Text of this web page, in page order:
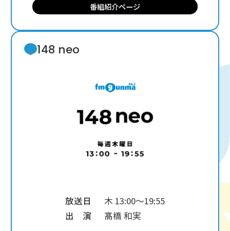
番組紹介ページ
148 neo
放送日
木 13:00～19:55
出 演
髙橋 和実